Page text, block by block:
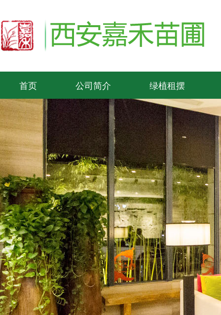
首页 公司简介 绿植租摆